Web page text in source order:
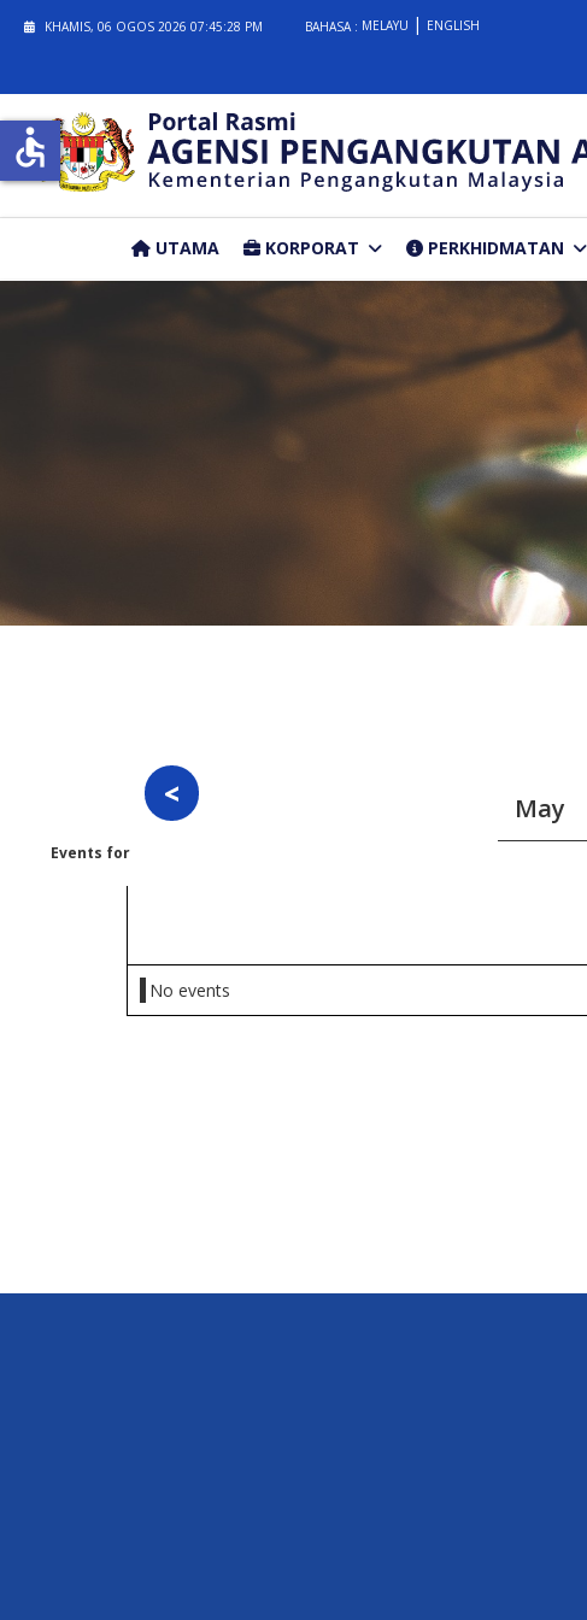
KHAMIS, 06 OGOS 2026 07:45:29 PM BAHASA : MELAYU ENGLISH
UTAMA KORPORAT PERKHIDMATAN
Events for
No events
accessible